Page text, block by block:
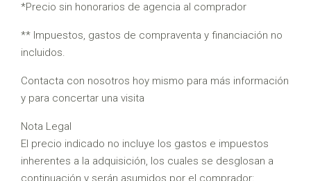
*Precio sin honorarios de agencia al comprador
** Impuestos, gastos de compraventa y financiación no
incluidos.
Contacta con nosotros hoy mismo para más información
y para concertar una visita
Nota Legal
El precio indicado no incluye los gastos e impuestos
inherentes a la adquisición, los cuales se desglosan a
continuación y serán asumidos por el comprador: